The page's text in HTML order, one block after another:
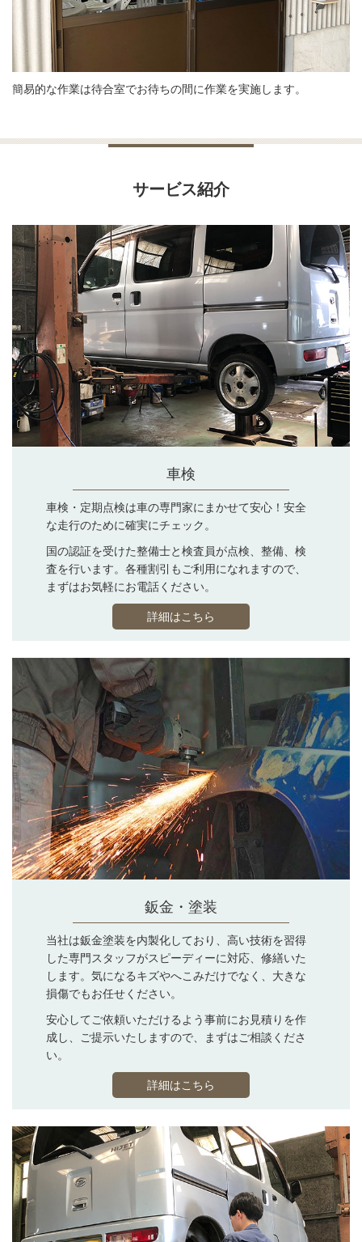
簡易的な作業は待合室でお待ちの間に作業を実施します。
サービス紹介
車検
車検・定期点検は車の専門家にまかせて安心！安全
な走行のために確実にチェック。
国の認証を受けた整備士と検査員が点検、整備、検
査を行います。各種割引もご利用になれますので、
まずはお気軽にお電話ください。
詳細はこちら
鈑金・塗装
当社は鈑金塗装を内製化しており、高い技術を習得
した専門スタッフがスピーディーに対応、修繕いた
します。気になるキズやへこみだけでなく、大きな
損傷でもお任せください。
安心してご依頼いただけるよう事前にお見積りを作
成し、ご提示いたしますので、まずはご相談くださ
い。
詳細はこちら